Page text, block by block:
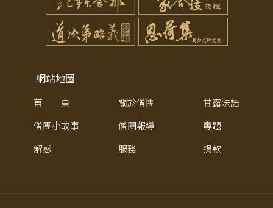
網站地圖
首 頁 關於僧團
甘露法語
僧團小故事
僧團報導
專題
解惑
服務 捐款